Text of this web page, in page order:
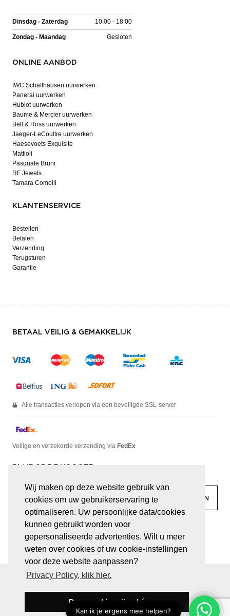
Wij maken op deze website gebruik van
cookies om uw gebruikerservaring te
optimaliseren. Uw persoonlijke data/cookies
kunnen gebruikt worden voor
gepersonaliseerde advertenties. Wilt u meer
weten over cookies of uw cookie-instellingen
voor deze website aanpassen?
Privacy Policy, klik hier.
Deze cookies zijn oké
Dinsdag - Zaterdag 10:00 - 18:00
Zondag - Maandag Gesloten
ONLINE AANBOD
IWC Schaffhausen uurwerken
Panerai uurwerken
Hublot uurwerken
Baume & Mercier uurwerken
Bell & Ross uurwerken
Jaeger-LeCoultre uurwerken
Haesevoets Exquisite
Mattioli
Pasquale Bruni
RF Jewels
Tamara Comolli
KLANTENSERVICE
Bestellen
Betalen
Verzending
Terugsturen
Garantie
BETAAL VEILIG & GEMAKKELIJK
Alle transacties verlopen via een beveiligde SSL-server
Veilige en verzekerde verzending via FedEx
BLIJF OP DE HOOGTE
facebook linkedin
© JUWELEN HAESEVOETS 2026